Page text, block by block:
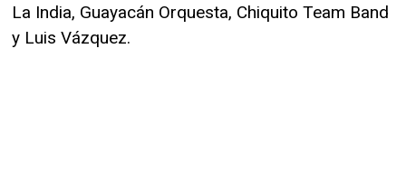
La India, Guayacán Orquesta, Chiquito Team Band
y Luis Vázquez.